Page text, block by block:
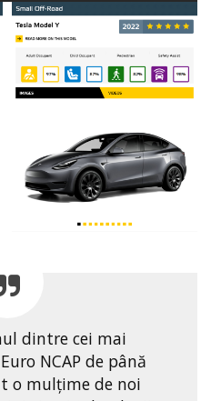
dintre cei mai
NCAP de până
o mulțime de noi